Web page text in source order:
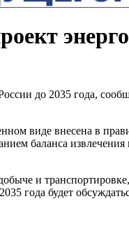
до 2035 года,
виде внесена в
баланса
и
года будет